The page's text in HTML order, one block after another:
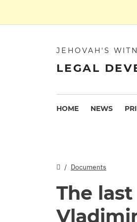
JEHOVAH'S
LEGAL
HOME NEWS
Documents
The